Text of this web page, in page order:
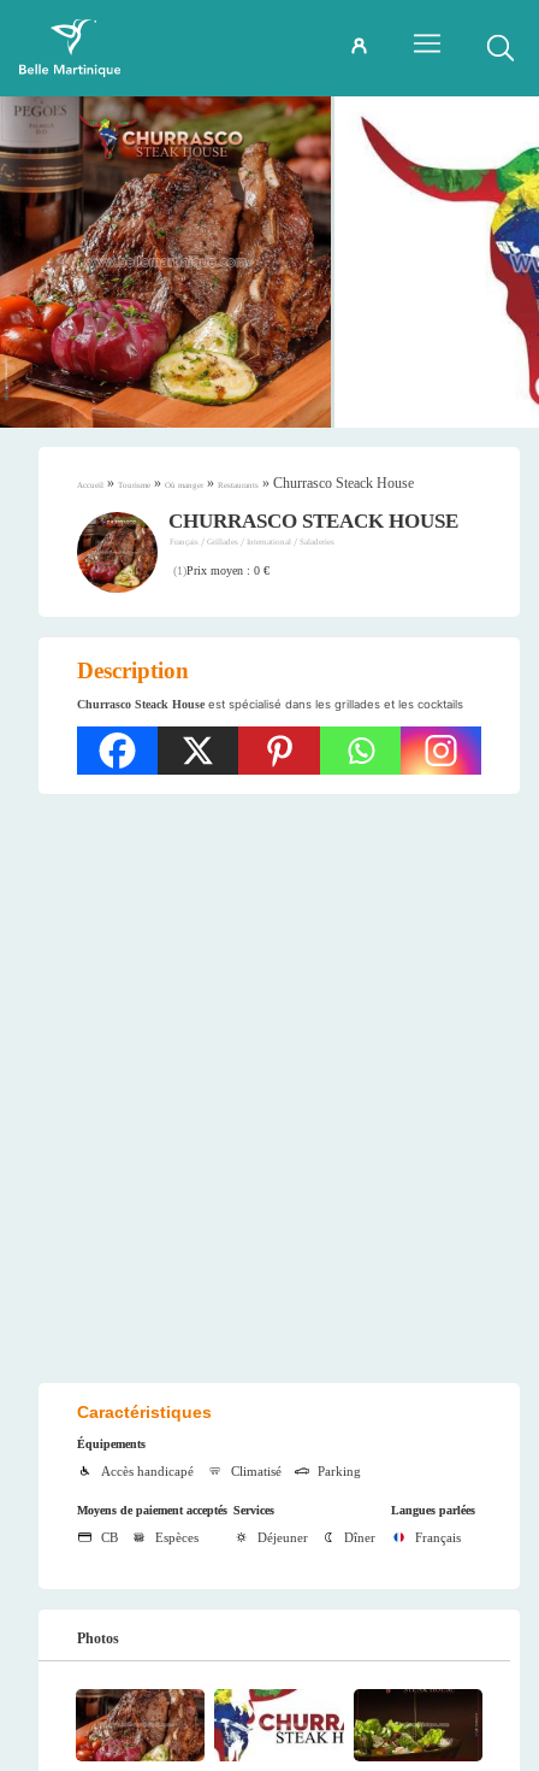
Accueil » Tourisme » Où manger » Restaurants » Churrasco Steack House
CHURRASCO STEACK HOUSE
Français /Grillades / International /Saladeries
(1)Prix moyen : 0 €
Description
Churrasco Steack House est spécialisé dans les grillades et les cocktails
Caractéristiques
Équipements
Accès handicapé Climatisé Parking
Moyens de paiement acceptés
CB Espèces
Services
Déjeuner Dîner
Langues parlées
Français
Photos